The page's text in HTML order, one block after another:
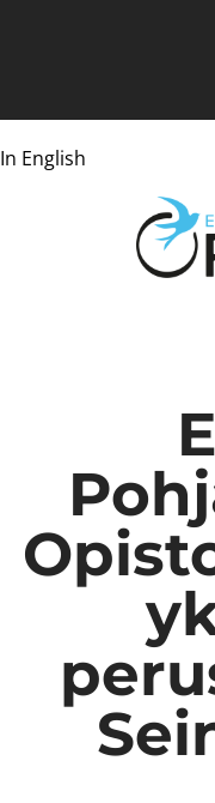
In English